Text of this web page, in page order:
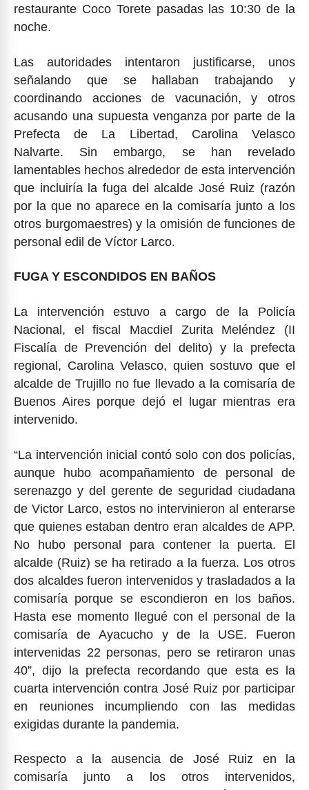
restaurante Coco Torete pasadas las 10:30 de la
noche.
Las autoridades intentaron justificarse, unos
señalando que se hallaban trabajando y
coordinando acciones de vacunación, y otros
acusando una supuesta venganza por parte de la
Prefecta de La Libertad, Carolina Velasco
Nalvarte. Sin embargo, se han revelado
lamentables hechos alrededor de esta intervención
que incluiría la fuga del alcalde José Ruiz (razón
por la que no aparece en la comisaría junto a los
otros burgomaestres) y la omisión de funciones de
personal edil de Víctor Larco.
FUGA Y ESCONDIDOS EN BAÑOS
La intervención estuvo a cargo de la Policía
Nacional, el fiscal Macdiel Zurita Meléndez (II
Fiscalía de Prevención del delito) y la prefecta
regional, Carolina Velasco, quien sostuvo que el
alcalde de Trujillo no fue llevado a la comisaría de
Buenos Aires porque dejó el lugar mientras era
intervenido.
“La intervención inicial contó solo con dos policías,
aunque hubo acompañamiento de personal de
serenazgo y del gerente de seguridad ciudadana
de Victor Larco, estos no intervinieron al enterarse
que quienes estaban dentro eran alcaldes de APP.
No hubo personal para contener la puerta. El
alcalde (Ruiz) se ha retirado a la fuerza. Los otros
dos alcaldes fueron intervenidos y trasladados a la
comisaría porque se escondieron en los baños.
Hasta ese momento llegué con el personal de la
comisaría de Ayacucho y de la USE. Fueron
intervenidas 22 personas, pero se retiraron unas
40”, dijo la prefecta recordando que esta es la
cuarta intervención contra José Ruiz por participar
en reuniones incumpliendo con las medidas
exigidas durante la pandemia.
Respecto a la ausencia de José Ruiz en la
comisaría junto a los otros intervenidos,